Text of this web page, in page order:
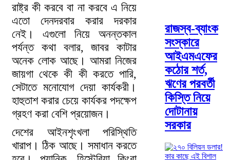
রাষ্ট্র কী করবে বা না করবে এ নিয়ে
এতো দেনদরবার করার দরকার
নেই। এগুলো নিয়ে অনন্তকাল
পর্যন্ত কথা বলার, জাবর কাটার
অনেক লোক আছে। আমরা নিজের
জায়গা থেকে কী কী করতে পারি,
সেটাতে মনোযোগ দেয়া কার্যকরী।
হাহুতাশ করার চেয়ে কার্যকর পদক্ষেপ
গ্রহণ করা বেশি প্রয়োজন।
দেশের আইনশৃংখলা পরিস্থিতি
খারাপ। ঠিক আছে। সমাধান করতে
রাজস্ব-ব্যাংক
সংস্কারে
আইএমএফের
কঠোর শর্ত,
ঋণের পরবর্তী
কিস্তি নিয়ে
দোটানায়
সরকার